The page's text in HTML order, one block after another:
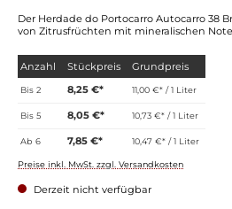
Der Herdade do Portocarro Autocarro 38
von Zitrusfrüchten mit mineralischen
Anzahl Stückpreis Grundpreis
Bis2 8,25 €* 11,00 €* / 1 Liter
Bis5 8,05 €* 10,73 €* / 1 Liter
Ab6 7,85 €* 10,47 €* / 1 Liter
Preise inkl. MwSt. zzgl. Versandkosten
Derzeit nicht verfügbar